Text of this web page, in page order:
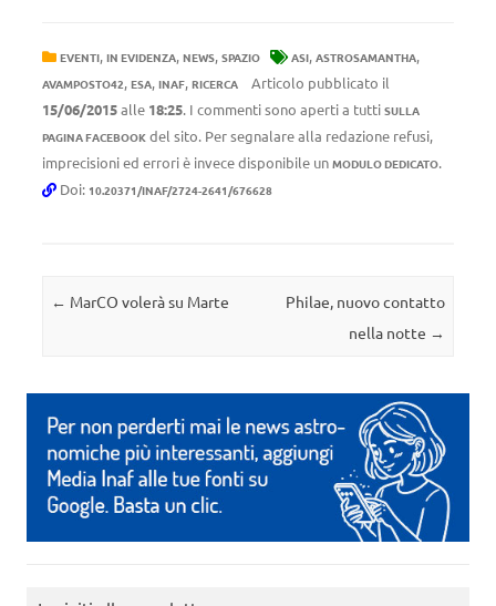
EVENTI, IN EVIDENZA, NEWS, SPAZIO ASI, ASTROSAMANTHA,
AVAMPOSTO42, ESA, INAF, RICERCA
Articolo pubblicato il
15/06/2015alle 18:25. I commenti sono aperti a tutti SULLA
PAGINA FACEBOOK del sito. Per segnalare alla redazione refusi,
imprecisioni ed errori è invece disponibile un MODULO DEDICATO.
Doi: 10.20371/INAF/2724-2641/676628
Navigazione articolo
← MarCO volerà su Marte
Philae, nuovo contatto
nella notte →